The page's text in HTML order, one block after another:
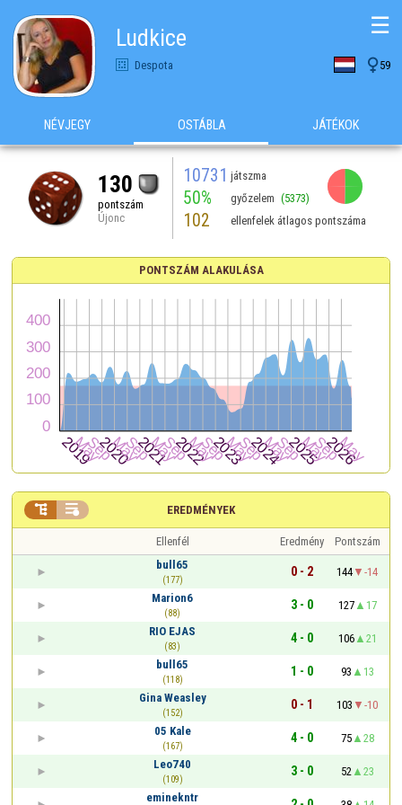
Ludkice
Despota  59
☰
NÉVJEGY OSTÁBLA JÁTÉKOK
130
pontszám
Újonc
10731 játszma
50% győzelem (5373)
102 ellenfelek átlagos pontszáma
PONTSZÁM ALAKULÁSA
EREDMÉNYEK
 
Ellenfél Eredmény
Pontszám
bull65
(177)
0 - 2 144
-14
Marion6
(88)
3 - 0 127
17
RIO EJAS
(83)
4 - 0 106
21
bull65
(118)
1 - 0 93
13
Gina Weasley
(152)
0 - 1 103
-10
05 Kale
(167)
4 - 0 75
28
Leo740
(109)
3 - 0 52
23
eminekntr